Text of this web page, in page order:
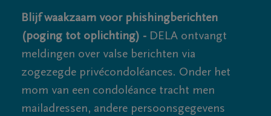
Blijf waakzaam voor phishingberichten
(poging tot oplichting) - DELA ontvangt
meldingen over valse berichten via
zogezegde privécondoléances. Onder het
mom van een condoléance tracht men
mailadressen, andere persoonsgegevens